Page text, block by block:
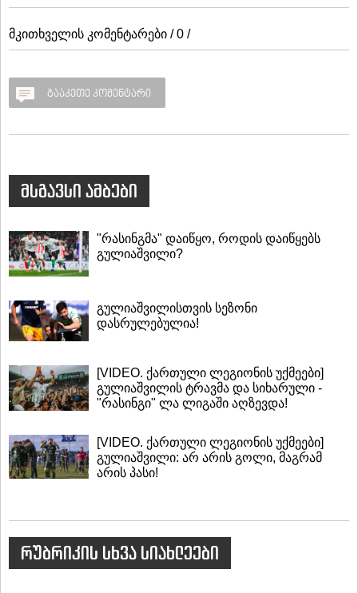
მკითხველის კომენტარები / 0 /
გააკეთე კომენტარი
მსგავსი ამბები
"რასინგმა" დაიწყო, როდის დაიწყებს
გულიაშვილი?
გულიაშვილისთვის სეზონი
დასრულებულია!
[VIDEO. ქართული ლეგიონის უქმეები]
გულიაშვილის ტრავმა და სიხარული -
"რასინგი" ლა ლიგაში აღზევდა!
[VIDEO. ქართული ლეგიონის უქმეები]
გულიაშვილი: არ არის გოლი, მაგრამ
არის პასი!
რუბრიკის სხვა სიახლეები